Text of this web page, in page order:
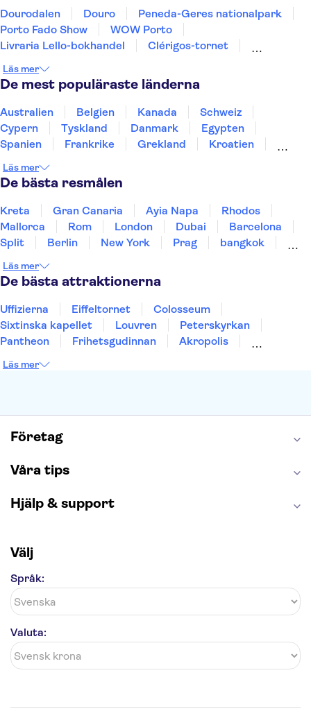
Dourodalen Douro
Peneda-Geres nationalpark
Porto Fado Show
WOW Porto
Livraria Lello-bokhandel
Clérigos-tornet
Telecabine Lisboa
Praça do Comércio
Estádio do Sport Lisboa e Benfica (Estádio da Luz)
Jerónimos-klostret
Nationella vagnmuseet
Arco da Rua Augusta
Läs mer
De mest populäraste länderna
Australien Belgien Kanada
Schweiz
Cypern
Tyskland Danmark
Egypten
Spanien
Frankrike Grekland
Kroatien
Sverige
Thailand
Läs mer
De bästa resmålen
Kreta Gran Canaria Ayia Napa
Rhodos
Mallorca
Rom London Dubai
Barcelona
Split
Berlin New York Prag
bangkok
Uppsala
Helsingborg
Läs mer
De bästa attraktionerna
Uffizierna Eiffeltornet
Colosseum
Sixtinska kapellet
Louvren
Peterskyrkan
Pantheon
Frihetsgudinnan
Akropolis
Burj Khalifa
Läs mer
Företag
Våra tips
Hjälp & support
Välj
Språk:
Valuta: